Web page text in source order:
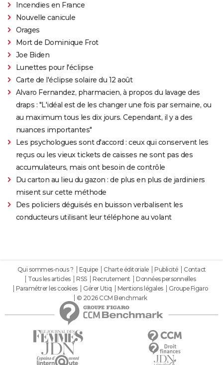
Incendies en France
Nouvelle canicule
Orages
Mort de Dominique Frot
Joe Biden
Lunettes pour l'éclipse
Carte de l'éclipse solaire du 12 août
Alvaro Fernandez, pharmacien, à propos du lavage des
draps : "L'idéal est de les changer une fois par semaine, ou
au maximum tous les dix jours. Cependant, il y a des
nuances importantes"
Les psychologues sont d'accord : ceux qui conservent les
reçus ou les vieux tickets de caisses ne sont pas des
accumulateurs, mais ont besoin de contrôle
Du carton au lieu du gazon : de plus en plus de jardiniers
misent sur cette méthode
Des policiers déguisés en buisson verbalisent les
conducteurs utilisant leur téléphone au volant
Qui sommes-nous ? Equipe Charte éditoriale Publicité
Contact
Tous les articles
RSS Recrutement
Données personnelles
Paramétrer les cookies
Gérer Utiq Mentions légales
Groupe Figaro
© 2026 CCM Benchmark